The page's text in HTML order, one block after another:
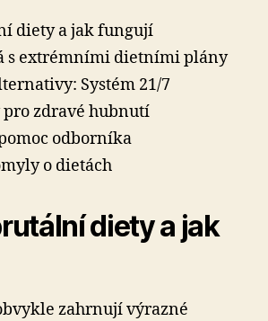
diety a jak fungují
s extrémními dietními plány
Systém 21/7
zdravé hubnutí
odborníka
o dietách
diety a jak
zahrnují výrazné